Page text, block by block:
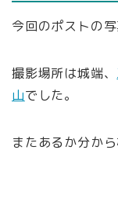
今回のポストの写
撮影場所は城端、
山でした。
またあるか分か